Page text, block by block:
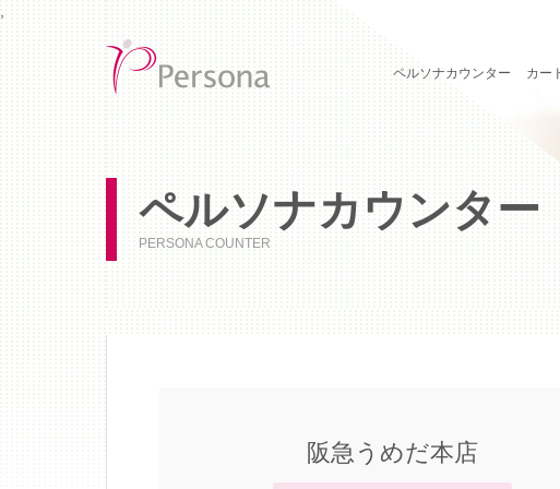
ペルソナカウンター カー
ペルソナカウンター
PERSONA COUNTER
阪急うめだ本店